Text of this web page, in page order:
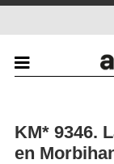
KM* 9346.
en